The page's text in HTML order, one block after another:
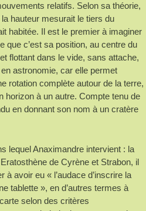
relatifs. Selon sa théorie,
hauteur mesurait le tiers du
habitée. Il est le premier à imaginer
que c’est sa position, au centre du
flottant dans le vide, sans attache,
astronomie, car elle permet
rotation complète autour de la terre,
horizon à un autre. Compte tenu de
en donnant son nom à un cratère
lequel Anaximandre intervient : la
de Cyrène et Strabon, il
à avoir eu « l’audace d’inscrire la
tablette », en d’autres termes à
selon des critères